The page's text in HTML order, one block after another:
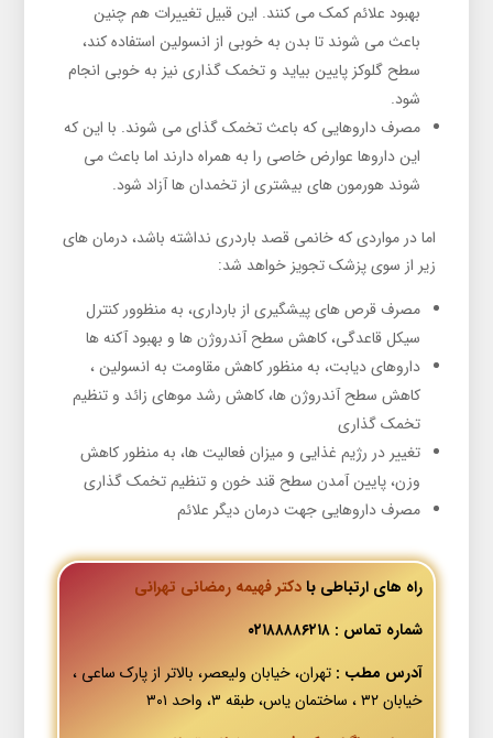
بهبود علائم کمک می کنند. این قبیل تغییرات هم چنین
باعث می شوند تا بدن به خوبی از انسولین استفاده کند،
سطح گلوکز پایین بیاید و تخمک گذاری نیز به خوبی انجام
شود.
مصرف داروهایی که باعث تخمک گذای می شوند. با این که
این داروها عوارض خاصی را به همراه دارند اما باعث می
شوند هورمون های بیشتری از تخمدان ها آزاد شود.
اما در مواردی که خانمی قصد باردری نداشته باشد، درمان های
زیر از سوی پزشک تجویز خواهد شد:
مصرف قرص های پیشگیری از بارداری، به منظوور کنترل
سیکل قاعدگی، کاهش سطح آندروژن ها و بهبود آکنه ها
داروهای دیابت، به منظور کاهش مقاومت به انسولین ،
کاهش سطح آندروژن ها، کاهش رشد موهای زائد و تنظیم
تخمک گذاری
تغییر در رژیم غذایی و میزان فعالیت ها، به منظور کاهش
وزن، پایین آمدن سطح قند خون و تنظیم تخمک گذاری
مصرف داروهایی جهت درمان دیگر علائم
راه های ارتباطی با دکتر فهیمه رمضانی تهرانی
شماره تماس : ۰۲۱۸۸۸۸۶۲۱۸
آدرس مطب :تهران، خیابان ولیعصر، بالاتر از پارک ساعی ،
خیابان ۳۲ ، ساختمان یاس، طبقه ۳، واحد ۳۰۱